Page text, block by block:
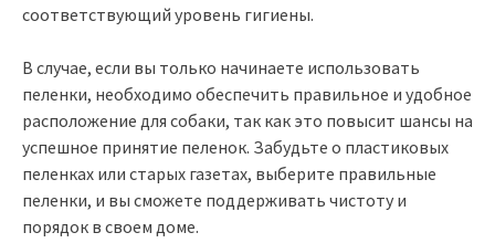
соответствующий уровень гигиены.
В случае, если вы только начинаете использовать
пеленки, необходимо обеспечить правильное и удобное
расположение для собаки, так как это повысит шансы на
успешное принятие пеленок. Забудьте о пластиковых
пеленках или старых газетах, выберите правильные
пеленки, и вы сможете поддерживать чистоту и
порядок в своем доме.